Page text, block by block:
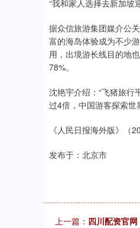
“我和家人选择去新加坡
据众信旅游集团媒介公
富的海岛体验成为不少
用，出境游长线目的地
78%。
沈艳宇介绍：“飞猪旅行
过4倍，中国游客探索世
《人民日报海外版》（
发布于：北京市
上一篇： 四川配资官网